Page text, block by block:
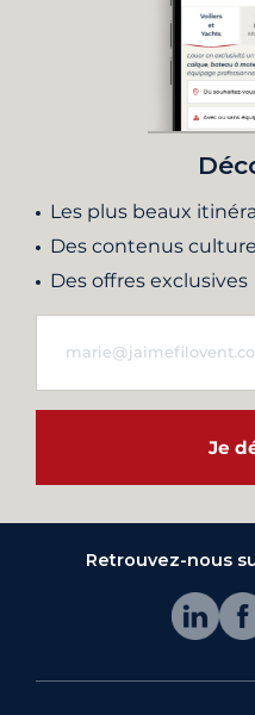
Les plus beaux
Des contenus
Des offres exclusives
Je
Retrouvez-nous